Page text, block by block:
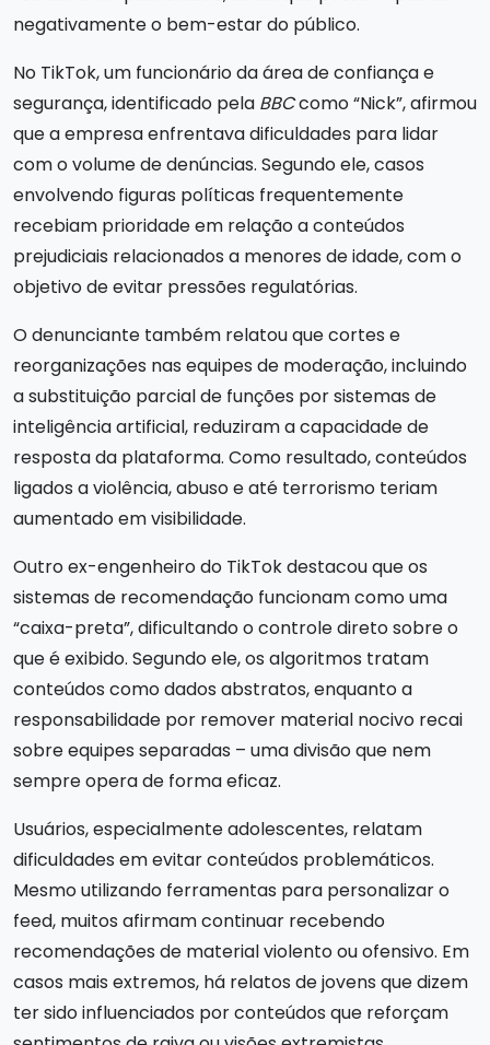
negativamente o bem-estar do público.
No TikTok, um funcionário da área de confiança e
segurança, identificado pela BBCcomo “Nick”, afirmou
que a empresa enfrentava dificuldades para lidar
com o volume de denúncias. Segundo ele, casos
envolvendo figuras políticas frequentemente
recebiam prioridade em relação a conteúdos
prejudiciais relacionados a menores de idade, com o
objetivo de evitar pressões regulatórias.
O denunciante também relatou que cortes e
reorganizações nas equipes de moderação, incluindo
a substituição parcial de funções por sistemas de
inteligência artificial, reduziram a capacidade de
resposta da plataforma. Como resultado, conteúdos
ligados a violência, abuso e até terrorismo teriam
aumentado em visibilidade.
Outro ex-engenheiro do TikTok destacou que os
sistemas de recomendação funcionam como uma
“caixa-preta”, dificultando o controle direto sobre o
que é exibido. Segundo ele, os algoritmos tratam
conteúdos como dados abstratos, enquanto a
responsabilidade por remover material nocivo recai
sobre equipes separadas – uma divisão que nem
sempre opera de forma eficaz.
Usuários, especialmente adolescentes, relatam
dificuldades em evitar conteúdos problemáticos.
Mesmo utilizando ferramentas para personalizar o
feed, muitos afirmam continuar recebendo
recomendações de material violento ou ofensivo. Em
casos mais extremos, há relatos de jovens que dizem
ter sido influenciados por conteúdos que reforçam